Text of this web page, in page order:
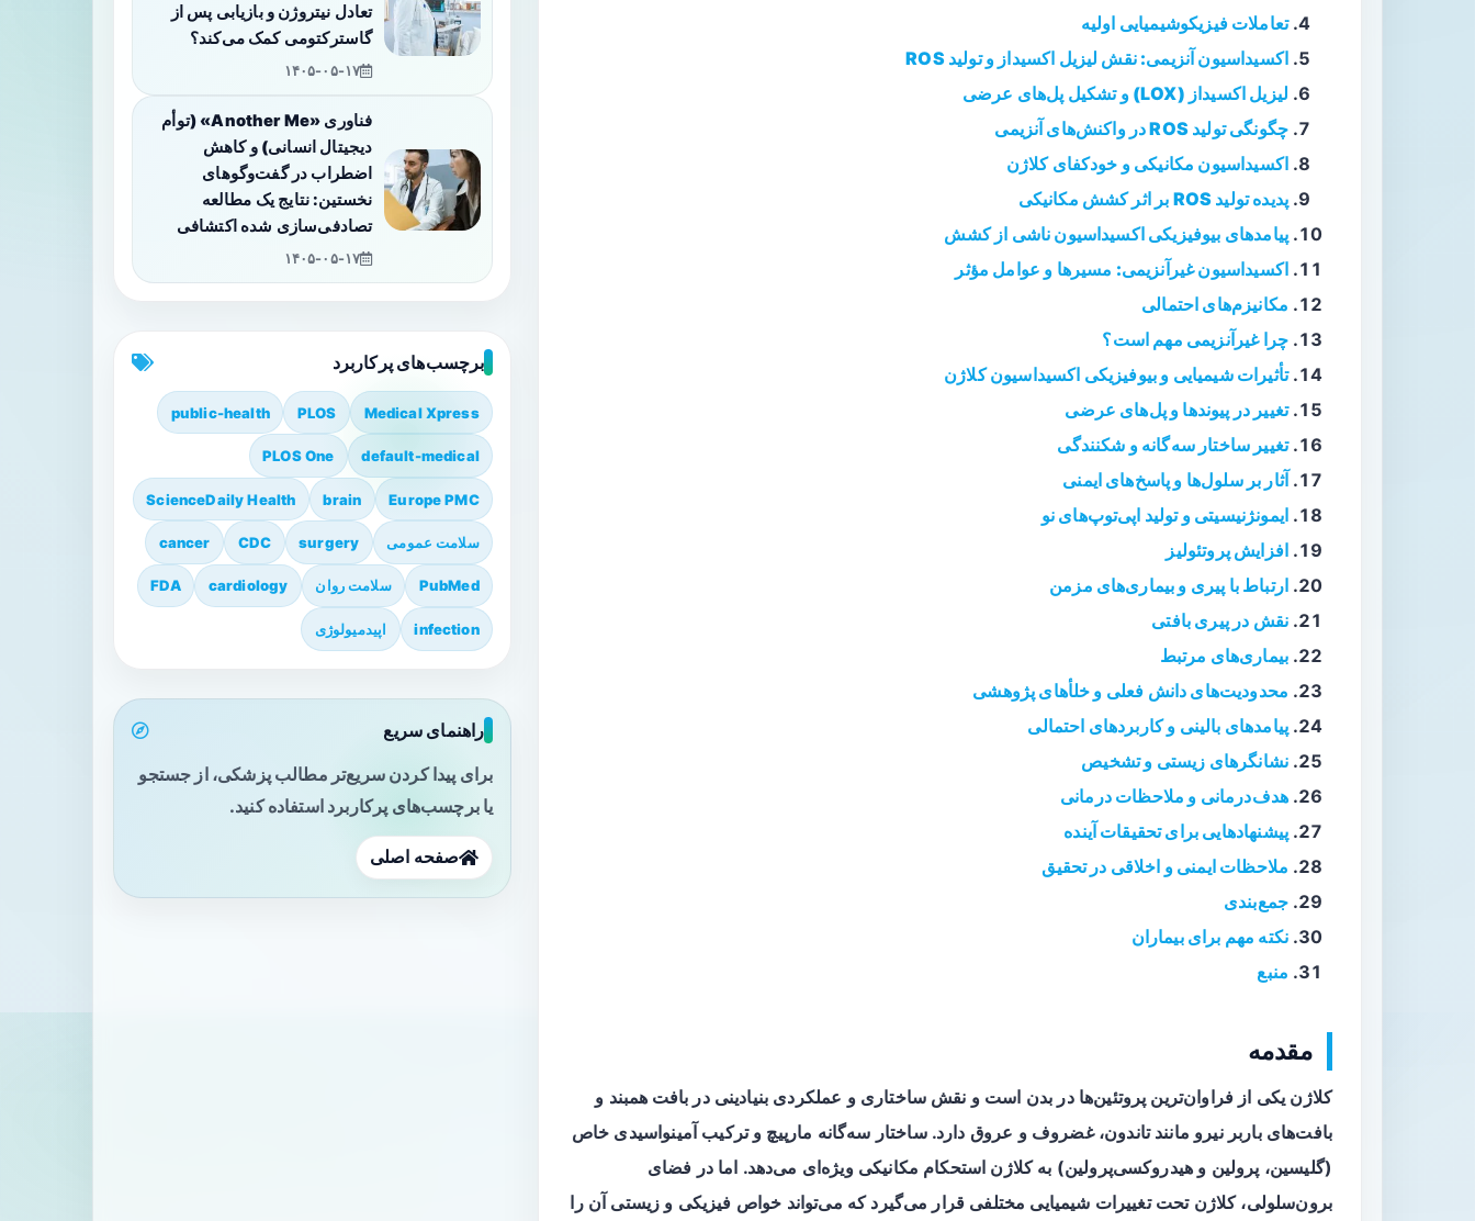
تعاملات فیزیکوشیمیایی اولیه
اکسیداسیون آنزیمی: نقش لیزیل اکسیداز و تولید ROS
لیزیل اکسیداز (LOX) و تشکیل پل‌های عرضی
چگونگی تولید ROS در واکنش‌های آنزیمی
اکسیداسیون مکانیکی و خودکفای کلاژن
پدیده تولید ROS بر اثر کشش مکانیکی
پیامدهای بیوفیزیکی اکسیداسیون ناشی از کشش
اکسیداسیون غیرآنزیمی: مسیرها و عوامل مؤثر
مکانیزم‌های احتمالی
چرا غیرآنزیمی مهم است؟
تأثیرات شیمیایی و بیوفیزیکی اکسیداسیون کلاژن
تغییر در پیوندها و پل‌های عرضی
تغییر ساختار سه‌گانه و شکنندگی
آثار بر سلول‌ها و پاسخ‌های ایمنی
ایمونژنیسیتی و تولید اپی‌توپ‌های نو
افزایش پروتئولیز
ارتباط با پیری و بیماری‌های مزمن
نقش در پیری بافتی
بیماری‌های مرتبط
محدودیت‌های دانش فعلی و خلأهای پژوهشی
پیامدهای بالینی و کاربردهای احتمالی
نشانگرهای زیستی و تشخیص
هدف‌درمانی و ملاحظات درمانی
پیشنهادهایی برای تحقیقات آینده
ملاحظات ایمنی و اخلاقی در تحقیق
جمع‌بندی
نکته مهم برای بیماران
منبع
مقدمه
کلاژن یکی از فراوان‌ترین پروتئین‌ها در بدن است و نقش ساختاری و عملکردی بنیادینی در بافت همبند و
بافت‌های باربر نیرو مانند تاندون، غضروف و عروق دارد. ساختار سه‌گانه مارپیچ و ترکیب آمینواسیدی خاص
(گلیسین، پرولین و هیدروکسی‌پرولین) به کلاژن استحکام مکانیکی ویژه‌ای می‌دهد. اما در فضای
برون‌سلولی، کلاژن تحت تغییرات شیمیایی مختلفی قرار می‌گیرد که می‌تواند خواص فیزیکی و زیستی آن را
تعادل نیتروژن و بازیابی پس از
گاسترکتومی کمک می‌کند؟
۱۴۰۵-۰۵-۱۷
فناوری «Another Me» (توأم
دیجیتال انسانی) و کاهش
اضطراب در گفت‌وگوهای
نخستین: نتایج یک مطالعه
تصادفی‌سازی شده اکتشافی
۱۴۰۵-۰۵-۱۷
برچسب‌های پرکاربرد
Medical Xpress
PLOS
public-health
default-medical
PLOS One
Europe PMC
brain
ScienceDaily Health
سلامت عمومی surgery
CDC
cancer
PubMed سلامت روان cardiology
FDA
infection اپیدمیولوژی
راهنمای سریع
برای پیدا کردن سریع‌تر مطالب پزشکی، از جستجو
یا برچسب‌های پرکاربرد استفاده کنید.
صفحه اصلی